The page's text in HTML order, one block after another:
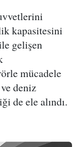
kapasitesini
gelişen
mücadele
deniz
de ele alındı.